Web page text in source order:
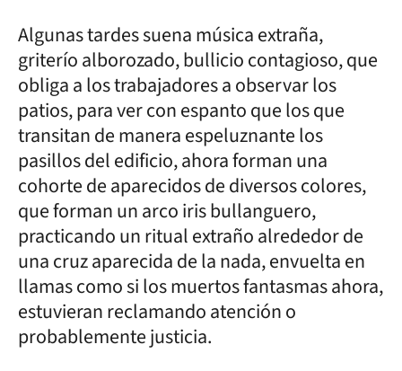
Algunas tardes suena música extraña,
griterío alborozado, bullicio contagioso, que
obliga a los trabajadores a observar los
patios, para ver con espanto que los que
transitan de manera espeluznante los
pasillos del edificio, ahora forman una
cohorte de aparecidos de diversos colores,
que forman un arco iris bullanguero,
practicando un ritual extraño alrededor de
una cruz aparecida de la nada, envuelta en
llamas como si los muertos fantasmas ahora,
estuvieran reclamando atención o
probablemente justicia.